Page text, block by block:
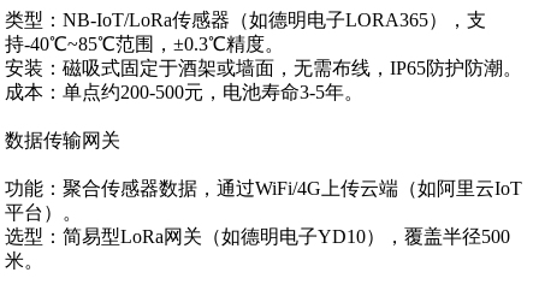
类型‌：NB-IoT/LoRa传感器（如德明电子LORA365），支
持-40℃~85℃范围，±0.3℃精度。
安装‌：磁吸式固定于酒架或墙面，无需布线，IP65防护防潮。
成本‌：单点约‌200-500元‌，电池寿命‌3-5年‌。
数据传输网关‌
功能‌：聚合传感器数据，通过WiFi/4G上传云端（如阿里云IoT
平台）。
选型‌：简易型LoRa网关（如德明电子YD10），覆盖半径‌500
米‌。